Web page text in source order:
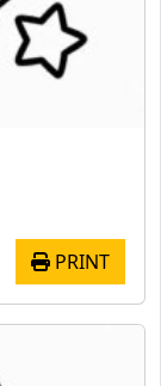
PRINT